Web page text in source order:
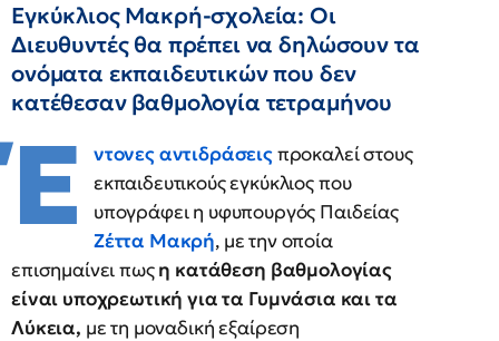
Εγκύκλιος Μακρή-σχολεία: Οι
Διευθυντές θα πρέπει να δηλώσουν τα
ονόματα εκπαιδευτικών που δεν
κατέθεσαν βαθμολογία τετραμήνου
Έ ντονες αντιδράσειςπροκαλεί στους
εκπαιδευτικούς εγκύκλιος που
υπογράφει η υφυπουργός Παιδείας
Ζέττα Μακρή, με την οποία
επισημαίνει πωςη κατάθεση βαθμολογίας
είναι υποχρεωτική για τα Γυμνάσια και τα
Λύκεια, με τη μοναδική εξαίρεση